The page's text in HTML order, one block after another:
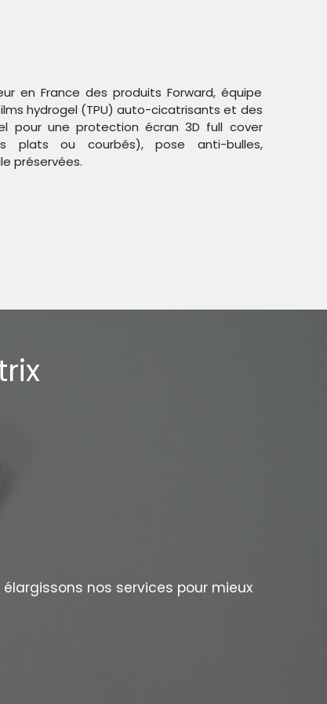
Trier par : Étiquettes
en France des produits Forward, équipe
hydrogel (TPU) auto-cicatrisants et des
pour une protection écran 3D full cover
plats ou courbés), pose anti-bulles,
préservées.
nos services pour mieux